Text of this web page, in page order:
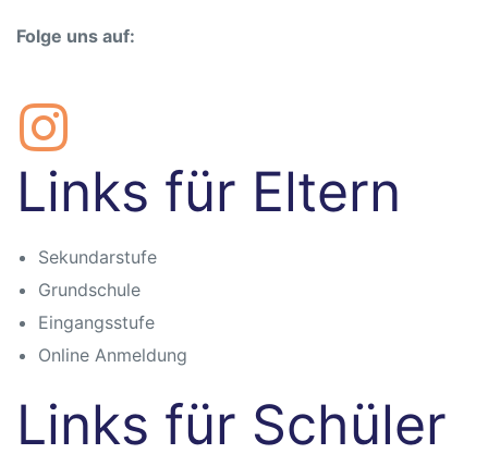
Folge uns auf:
Links für Eltern
Sekundarstufe
Grundschule
Eingangsstufe
Online Anmeldung
Links für Schüler